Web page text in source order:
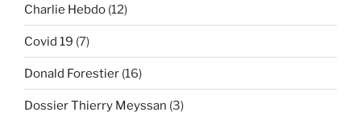
Donald
Charlie Hebdo (12)
Covid 19 (7)
Donald Forestier (16)
Dossier Thierry Meyssan (3)